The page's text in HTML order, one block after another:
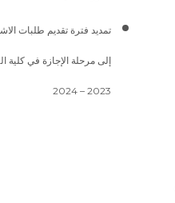
تمديد فترة تقديم طلبات
إلى مرحلة الإجازة في كلية
2023 – 2024